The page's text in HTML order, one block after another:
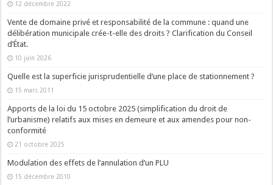
12 décembre 2022
Vente de domaine privé et responsabilité de la commune : quand une
délibération municipale crée-t-elle des droits ? Clarification du Conseil
d’État.
10 juin 2026
Quelle est la superficie jurisprudentielle d’une place de stationnement ?
15 mars 2011
Apports de la loi du 15 octobre 2025 (simplification du droit de
l’urbanisme) relatifs aux mises en demeure et aux amendes pour non-
conformité
21 octobre 2025
Modulation des effets de l’annulation d’un PLU
15 décembre 2010